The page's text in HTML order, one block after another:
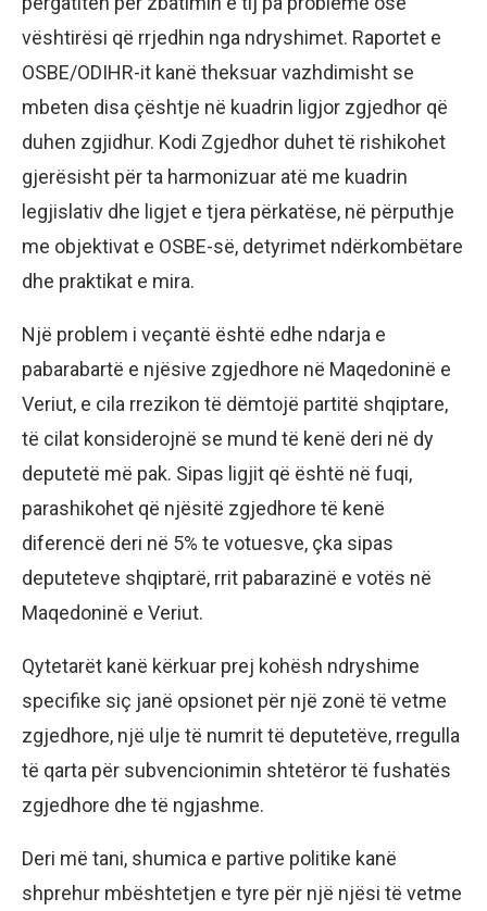
vështirësi që rrjedhin nga ndryshimet. Raportet e
OSBE/ODIHR-it kanë theksuar vazhdimisht se
mbeten disa çështje në kuadrin ligjor zgjedhor që
duhen zgjidhur. Kodi Zgjedhor duhet të rishikohet
gjerësisht për ta harmonizuar atë me kuadrin
legjislativ dhe ligjet e tjera përkatëse, në përputhje
me objektivat e OSBE-së, detyrimet ndërkombëtare
dhe praktikat e mira.
Një problem i veçantë është edhe ndarja e
pabarabartë e njësive zgjedhore në Maqedoninë e
Veriut, e cila rrezikon të dëmtojë partitë shqiptare,
të cilat konsiderojnë se mund të kenë deri në dy
deputetë më pak. Sipas ligjit që është në fuqi,
parashikohet që njësitë zgjedhore të kenë
diferencë deri në 5% te votuesve, çka sipas
deputeteve shqiptarë, rrit pabarazinë e votës në
Maqedoninë e Veriut.
Qytetarët kanë kërkuar prej kohësh ndryshime
specifike siç janë opsionet për një zonë të vetme
zgjedhore, një ulje të numrit të deputetëve, rregulla
të qarta për subvencionimin shtetëror të fushatës
zgjedhore dhe të ngjashme.
Deri më tani, shumica e partive politike kanë
shprehur mbështetjen e tyre për një njësi të vetme